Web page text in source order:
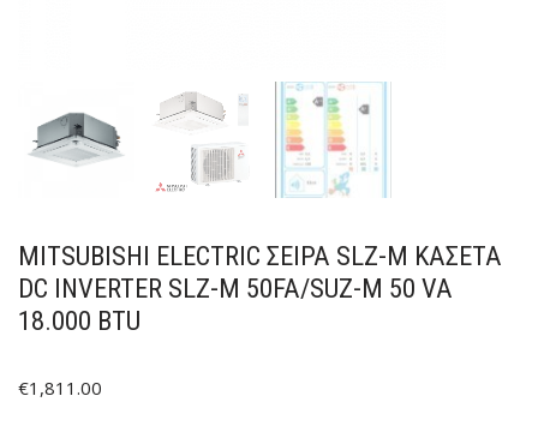
MITSUBISHI ELECTRIC ΣΕΙΡΑ SLZ-M ΚΑΣΕΤΑ
DC INVERTER SLZ-M 50FA/SUZ-M 50 VA
18.000 BTU
€1,811.00